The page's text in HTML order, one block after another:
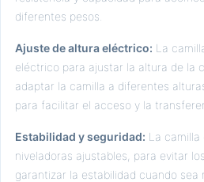
diferentes pesos.
Ajuste de altura eléctrico: La
eléctrico para ajustar la altura de la
adaptar la camilla a diferentes
para facilitar el acceso y la
Estabilidad y seguridad: La camilla
niveladoras ajustables, para evitar
garantizar la estabilidad cuando sea